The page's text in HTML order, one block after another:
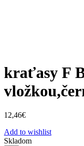
kraťasy F
12,46€
Add to wishlist
Skladom